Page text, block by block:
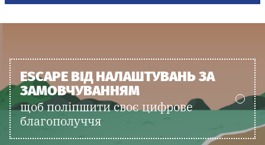
ESCAPE ВІД НАЛАШТУВАНЬ ЗА
ЗАМОВЧУВАННЯМ
щоб поліпшити своє цифрове
благополуччя